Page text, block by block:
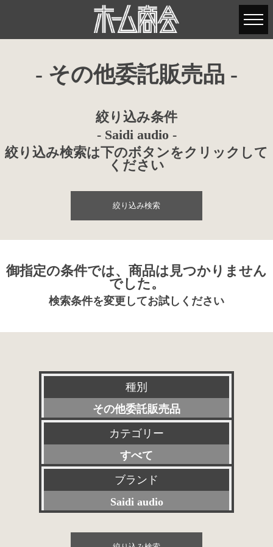
- その他委託販売品 -
絞り込み条件
- Saidi audio -
絞り込み検索は下のボタンをクリックして
ください
絞り込み検索
御指定の条件では、商品は見つかりません
でした。
検索条件を変更してお試しください
種別
その他委託販売品
新品
特選アクセサリー
委託販売品
特価品
カテゴリー
すべて
プリアンプ
パワーアンプ
プリメインアンプ
ブランド
Saidi audio